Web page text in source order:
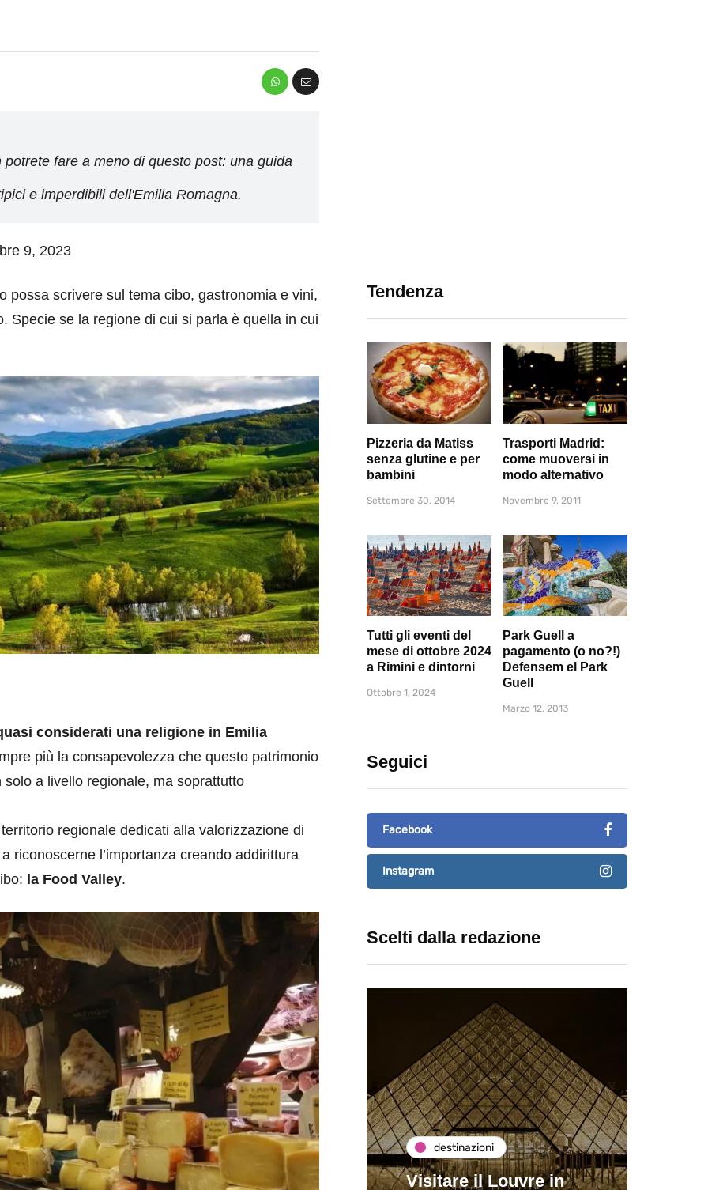
fare a meno di questo post: una guida
e imperdibili dell'Emilia Romagna.
9, 2023
possa scrivere sul tema cibo, gastronomia e vini,
Specie se la regione di cui si parla è quella in cui
considerati una religione in Emilia
più la consapevolezza che questo patrimonio
a livello regionale, ma soprattutto
regionale dedicati alla valorizzazione di
riconoscerne l’importanza creando addirittura
la Food Valley.
Tendenza
Pizzeria da Matiss
senza glutine e per
bambini
Settembre 30, 2014
Trasporti Madrid:
come muoversi in
modo alternativo
Novembre 9, 2011
Tutti gli eventi del
mese di ottobre 2024
a Rimini e dintorni
Ottobre 1, 2024
Park Guell a
pagamento (o no?!)
Defensem el Park
Guell
Marzo 12, 2013
Seguici
Facebook
Instagram
Scelti dalla redazione
di
eventi
Eventi di aprile 2026 a
destinazioni
Visitare il Louvre in